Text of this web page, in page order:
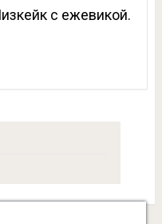
с ежевикой.